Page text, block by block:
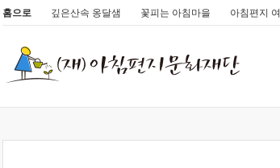
홈으로 깊은산속 옹달샘 꽃피는 아침마을 아침편지